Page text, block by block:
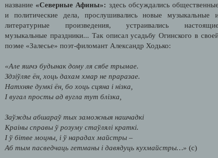
название «Северные Афины»: здесь обсуждались
и политические дела, прослушивались новые музыкальные
литературные произведения, устраивались
музыкальные праздники... Так описал усадьбу Огинского в
поэме «Залесье» поэт-филомант Александр Ходько:
«Але яшчэ будынак дому ля сябе трымае.
Здзіўляе ён, хоць дахам хмар не праразае.
Натхняе думкі ён, бо хоць сцяна і нізка,
І вугал просты ад вугла тут блізка,
Заўжды абшараў тых заможныя нашчадкі
Краіны справы ў розуму стаўлялі краткі.
І ў бітве моцны, і ў нарадах майстры –
Аб тым пасведчаць гетманы і давядуць кухмайстры…» (с)